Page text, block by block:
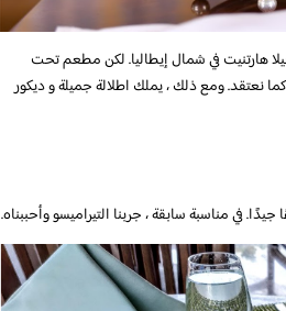
هارتنيت في شمال إيطاليا. لكن مطعم تحت
نعتقد. ومع ذلك ، يملك اطلالة جميلة و ديكور
في مناسبة سابقة ، جربنا التيراميسو وأحببناه.